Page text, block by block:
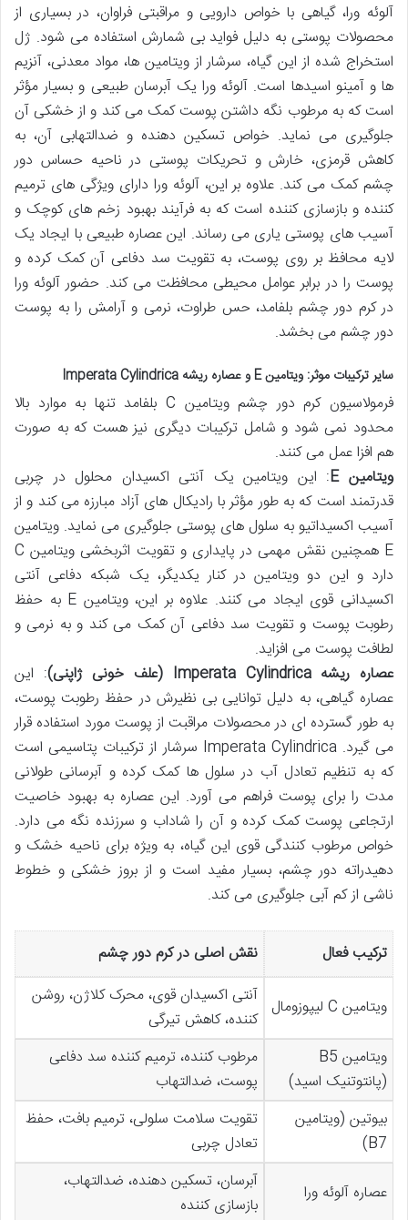
آلوئه ورا، گیاهی با خواص دارویی و مراقبتی فراوان، در بسیاری از
محصولات پوستی به دلیل فواید بی شمارش استفاده می شود. ژل
استخراج شده از این گیاه، سرشار از ویتامین ها، مواد معدنی، آنزیم
ها و آمینو اسیدها است. آلوئه ورا یک آبرسان طبیعی و بسیار مؤثر
است که به مرطوب نگه داشتن پوست کمک می کند و از خشکی آن
جلوگیری می نماید. خواص تسکین دهنده و ضدالتهابی آن، به
کاهش قرمزی، خارش و تحریکات پوستی در ناحیه حساس دور
چشم کمک می کند. علاوه بر این، آلوئه ورا دارای ویژگی های ترمیم
کننده و بازسازی کننده است که به فرآیند بهبود زخم های کوچک و
آسیب های پوستی یاری می رساند. این عصاره طبیعی با ایجاد یک
لایه محافظ بر روی پوست، به تقویت سد دفاعی آن کمک کرده و
پوست را در برابر عوامل محیطی محافظت می کند. حضور آلوئه ورا
در کرم دور چشم بلفامد، حس طراوت، نرمی و آرامش را به پوست
دور چشم می بخشد.
سایر ترکیبات موثر: ویتامین E و عصاره ریشه Imperata Cylindrica
فرمولاسیون کرم دور چشم ویتامین C بلفامد تنها به موارد بالا
محدود نمی شود و شامل ترکیبات دیگری نیز هست که به صورت
هم افزا عمل می کنند.
ویتامین E : این ویتامین یک آنتی اکسیدان محلول در چربی
قدرتمند است که به طور مؤثر با رادیکال های آزاد مبارزه می کند و از
آسیب اکسیداتیو به سلول های پوستی جلوگیری می نماید. ویتامین
E همچنین نقش مهمی در پایداری و تقویت اثربخشی ویتامین C
دارد و این دو ویتامین در کنار یکدیگر، یک شبکه دفاعی آنتی
اکسیدانی قوی ایجاد می کنند. علاوه بر این، ویتامین E به حفظ
رطوبت پوست و تقویت سد دفاعی آن کمک می کند و به نرمی و
لطافت پوست می افزاید.
عصاره ریشه Imperata Cylindrica (علف خونی ژاپنی)
: این
عصاره گیاهی، به دلیل توانایی بی نظیرش در حفظ رطوبت پوست،
به طور گسترده ای در محصولات مراقبت از پوست مورد استفاده قرار
می گیرد. Imperata Cylindrica سرشار از ترکیبات پتاسیمی است
که به تنظیم تعادل آب در سلول ها کمک کرده و آبرسانی طولانی
مدت را برای پوست فراهم می آورد. این عصاره به بهبود خاصیت
ارتجاعی پوست کمک کرده و آن را شاداب و سرزنده نگه می دارد.
خواص مرطوب کنندگی قوی این گیاه، به ویژه برای ناحیه خشک و
دهیدراته دور چشم، بسیار مفید است و از بروز خشکی و خطوط
ناشی از کم آبی جلوگیری می کند.
ترکیب فعال نقش اصلی در کرم دور چشم
ویتامین C لیپوزومال
آنتی اکسیدان قوی، محرک کلاژن، روشن
کننده، کاهش تیرگی
ویتامین B5
(پانتوتنیک اسید)
مرطوب کننده، ترمیم کننده سد دفاعی
پوست، ضدالتهاب
بیوتین (ویتامین
B7)
تقویت سلامت سلولی، ترمیم بافت، حفظ
تعادل چربی
عصاره آلوئه ورا
آبرسان، تسکین دهنده، ضدالتهاب،
بازسازی کننده